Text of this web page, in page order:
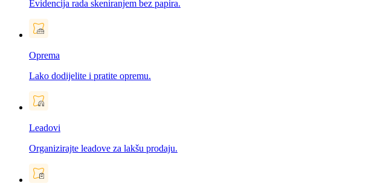
Evidencija rada skeniranjem bez papira.
Oprema
Lako dodijelite i pratite opremu.
Leadovi
Organizirajte leadove za lakšu prodaju.